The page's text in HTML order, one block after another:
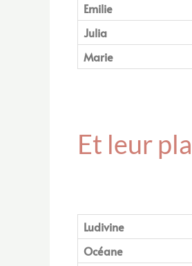
Emilie
Julia
Marie
Et leur
Ludivine
Océane